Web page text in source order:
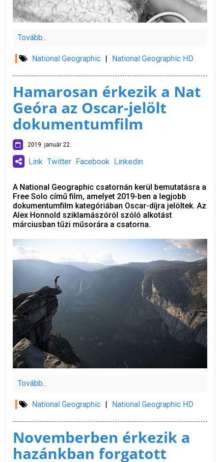
Tovább...
National Geographic | National Geographic HD
Hamarosan érkezik a Nat
Geóra az Oscar-jelölt
dokumentumfilm
2019. január 22.
Link Twitter Facebook Linkedin
A National Geographic csatornán kerül bemutatásra a
Free Solo című film, amelyet 2019-ben a legjobb
dokumentumfilm kategóriában Oscar-díjra jelöltek. Az
Alex Honnold sziklamászóról szóló alkotást
márciusban tűzi műsorára a csatorna.
Tovább...
National Geographic | National Geographic HD
Novemberben érkezik a
hazánkban forgatott